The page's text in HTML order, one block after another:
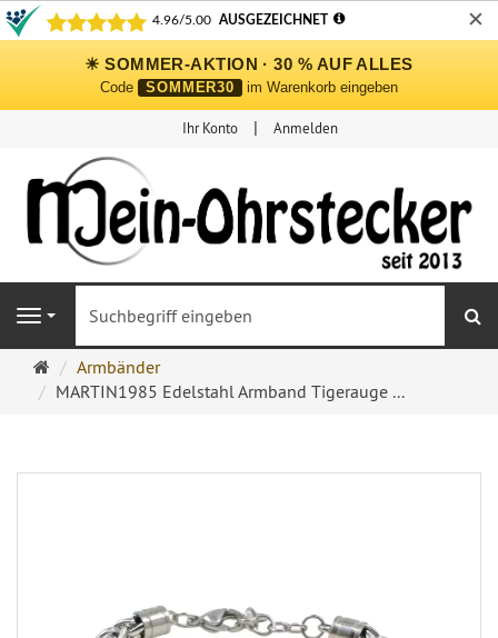
✕
☀ SOMMER-AKTION · 30 % AUF ALLES
Code SOMMER30 im Warenkorb eingeben
Ihr Konto Anmelden
Navigation
Ohrringe
Ohrstecker
Armbänder
MARTIN1985 Edelstahl Armband Tigerauge ...